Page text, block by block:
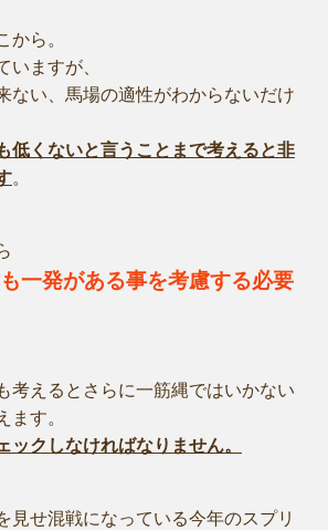
から。
いますが、
ない、馬場の適性がわからないだけ
低くないと言うことまで考えると非
。
一発がある事を考慮する必要
考えるとさらに一筋縄ではいかない
ます。
ックしなければなりません。
見せ混戦になっている今年のスプリ